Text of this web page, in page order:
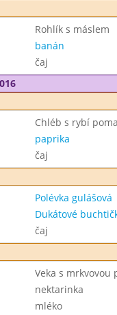
Rohlík s máslem
banán
čaj
Chléb s rybí
paprika
čaj
Polévka gulášová
Dukátové
čaj
Veka s mrkvovou
nektarinka
mléko